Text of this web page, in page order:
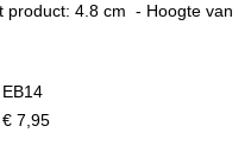
product: 4.8 cm - Hoogte van
EB14
€ 7,95